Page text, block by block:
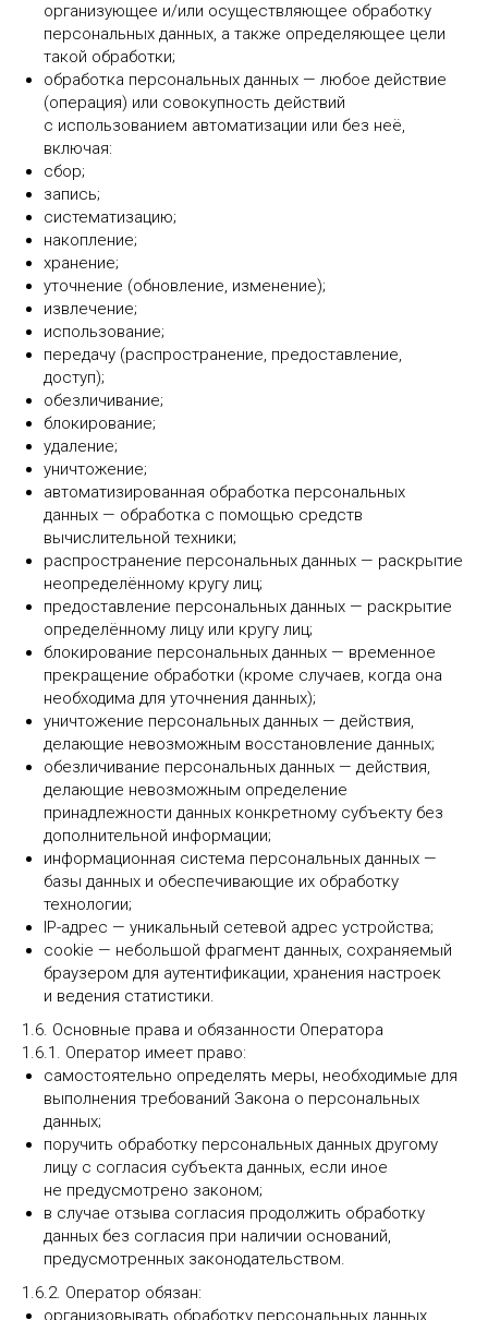
организующее и/или осуществляющее обработку
персональных данных, а также определяющее цели
такой обработки;
обработка персональных данных — любое действие
(операция) или совокупность действий
с использованием автоматизации или без неё,
включая:
сбор;
запись;
систематизацию;
накопление;
хранение;
уточнение (обновление, изменение);
извлечение;
использование;
передачу (распространение, предоставление,
доступ);
обезличивание;
блокирование;
удаление;
уничтожение;
автоматизированная обработка персональных
данных — обработка с помощью средств
вычислительной техники;
распространение персональных данных — раскрытие
неопределённому кругу лиц;
предоставление персональных данных — раскрытие
определённому лицу или кругу лиц;
блокирование персональных данных — временное
прекращение обработки (кроме случаев, когда она
необходима для уточнения данных);
уничтожение персональных данных — действия,
делающие невозможным восстановление данных;
обезличивание персональных данных — действия,
делающие невозможным определение
принадлежности данных конкретному субъекту без
дополнительной информации;
информационная система персональных данных —
базы данных и обеспечивающие их обработку
технологии;
IP-адрес — уникальный сетевой адрес устройства;
cookie — небольшой фрагмент данных, сохраняемый
браузером для аутентификации, хранения настроек
и ведения статистики.
1.6. Основные права и обязанности Оператора
1.6.1. Оператор имеет право:
самостоятельно определять меры, необходимые для
выполнения требований Закона о персональных
данных;
поручить обработку персональных данных другому
лицу с согласия субъекта данных, если иное
не предусмотрено законом;
в случае отзыва согласия продолжить обработку
данных без согласия при наличии оснований,
предусмотренных законодательством.
1.6.2. Оператор обязан:
организовывать обработку персональных данных